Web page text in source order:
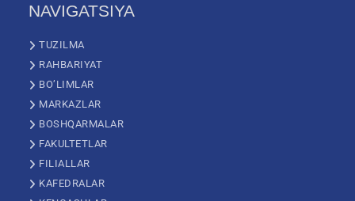
NAVIGATSIYA
TUZILMA
RAHBARIYAT
BO’LIMLAR
MARKAZLAR
BOSHQARMALAR
FAKULTETLAR
FILIALLAR
KAFEDRALAR